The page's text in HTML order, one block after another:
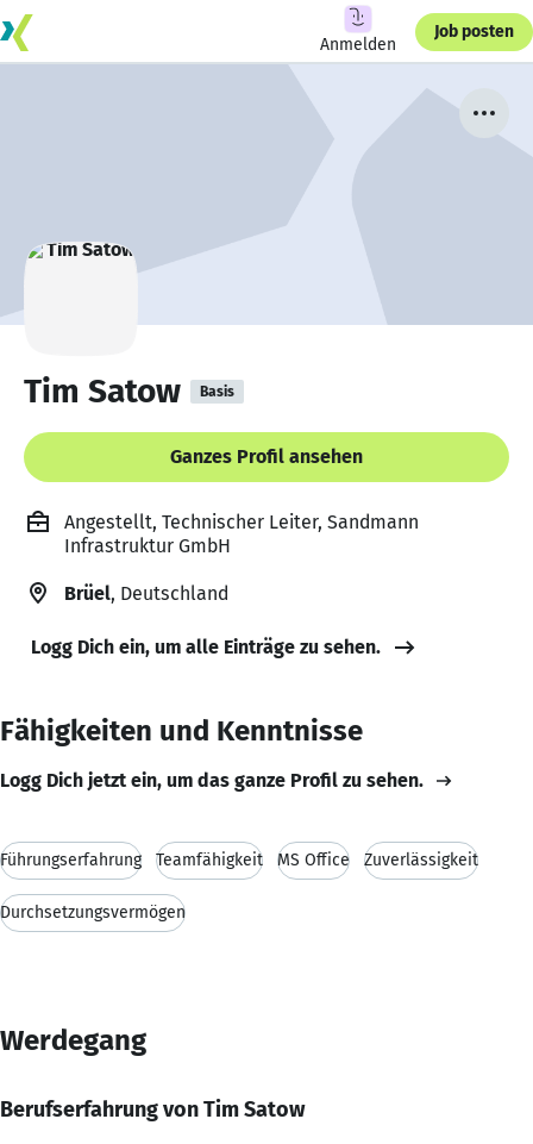
Anmelden
Job posten
Tim Satow Basis
Ganzes Profil ansehen
Angestellt, Technischer Leiter, Sandmann
Infrastruktur GmbH
Brüel, Deutschland
Logg Dich ein, um alle Einträge zu sehen.
Fähigkeiten und Kenntnisse
Logg Dich jetzt ein, um das ganze Profil zu sehen.
Führungserfahrung Teamfähigkeit MS Office Zuverlässigkeit
Durchsetzungsvermögen
Werdegang
Berufserfahrung von Tim Satow